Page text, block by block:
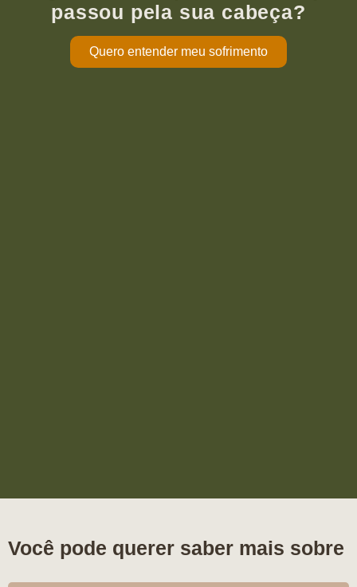
passou pela sua cabeça?
Quero entender meu sofrimento
Você pode querer saber mais sobre